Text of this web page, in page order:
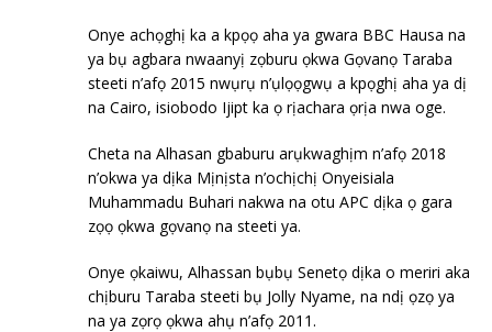
Onye achọghị ka a kpọọ aha ya gwara BBC Hausa na
ya bụ agbara nwaanyị zọburu ọkwa Gọvanọ Taraba
steeti n’afọ 2015 nwụrụ n’ụlọọgwụ a kpọghị aha ya dị
na Cairo, isiobodo Ijipt ka ọ rịachara ọrịa nwa oge.
Cheta na Alhasan gbaburu arụkwaghịm n’afọ 2018
n’okwa ya dịka Mịnịsta n’ochịchị Onyeisiala
Muhammadu Buhari nakwa na otu APC dịka ọ gara
zọọ ọkwa gọvanọ na steeti ya.
Onye ọkaiwu, Alhassan bụbụ Senetọ dịka o meriri aka
chịburu Taraba steeti bụ Jolly Nyame, na ndị ọzọ ya
na ya zọrọ ọkwa ahụ n’afọ 2011.